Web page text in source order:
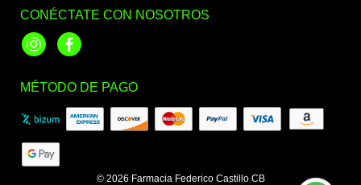
CONÉCTATE CON NOSOTROS
InstagramFacebook
MÉTODO DE PAGO
© 2026 Farmacia Federico Castillo CB